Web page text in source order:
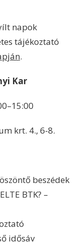
napok
tájékoztató
.
Kar
krt. 4., 6-8.
beszédek
BTK? –
idősáv